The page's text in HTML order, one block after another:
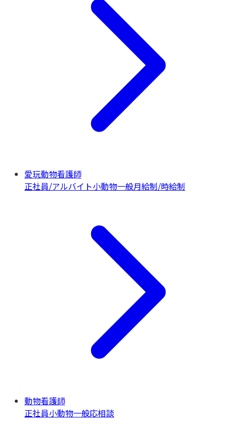
愛玩動物看護師
正社員/アルバイト小動物一般月給制/時給制
動物看護師
正社員小動物一般応相談